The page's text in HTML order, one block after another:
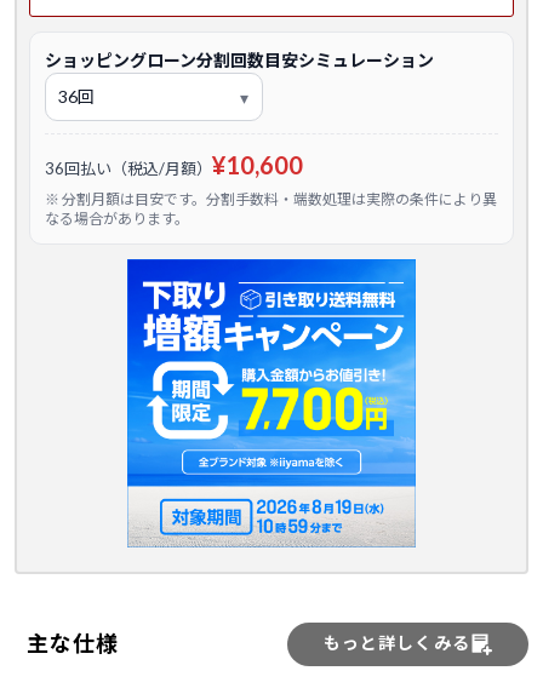
ショッピングローン分割回数目安シミュレーション
36回払い（税込/月額） ¥10,600
※ 分割月額は目安です。分割手数料・端数処理は実際の条件により異
なる場合があります。
主な仕様 もっと詳しくみる